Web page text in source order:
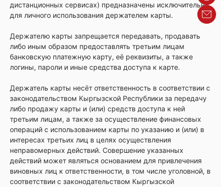
дистанционных сервисах) предназначены исключительно
для личного использования держателем карты.
Держателю карты запрещается передавать, продавать
либо иным образом предоставлять третьим лицам
банковскую платежную карту, её реквизиты, а также
логины, пароли и иные средства доступа к карте.
Держатель карты несёт ответственность в соответствии с
законодательством Кыргызской Республики за передачу
либо продажу карты и (или) средств доступа к ней
третьим лицам, а также за осуществление финансовых
операций с использованием карты по указанию и (или) в
интересах третьих лиц в целях осуществления
неправомерных действий. Совершение указанных
действий может являться основанием для привлечения
виновных лиц к ответственности, в том числе уголовной, в
соответствии с законодательством Кыргызской